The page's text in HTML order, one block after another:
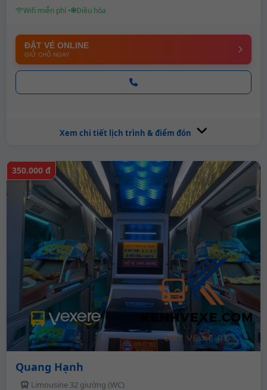
Wifi miễn phí • Điều hòa
ĐẶT VÉ ONLINE
GIỮ CHỖ NGAY
Xem chi tiết lịch trình & điểm đón
350.000 đ
Quang Hạnh
Limousine 32 giường (WC)